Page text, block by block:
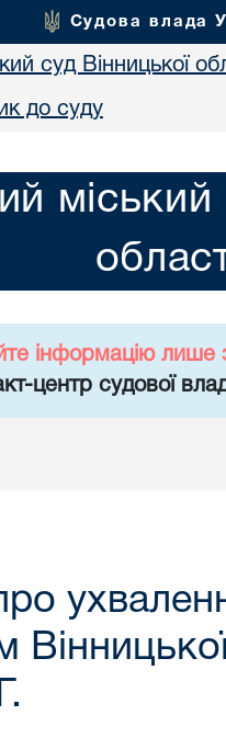
Судова влада
суд Вінницької
до суду
міський
інформацію лише
центр судової